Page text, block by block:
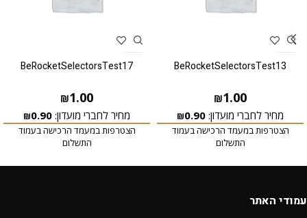
BeRocketSelectorsTest13
₪1.00
מחיר לחברי מועדון: ₪0.90
הצטרפות במעמד הרכישה בעמוד
התשלום
BeRocketSelectorsTest17
₪1.00
מחיר לחברי מועדון: ₪0.90
הצטרפות במעמד הרכישה בעמוד
התשלום
עמודי האתר